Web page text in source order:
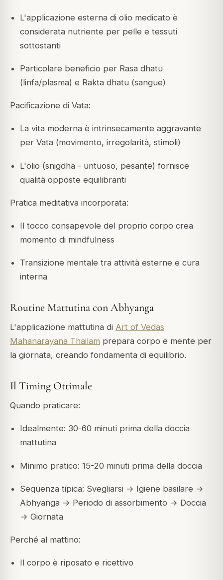
L'applicazione esterna di olio medicato è
considerata nutriente per pelle e tessuti
sottostanti
Particolare beneficio per Rasa dhatu
(linfa/plasma) e Rakta dhatu (sangue)
Pacificazione di Vata:
La vita moderna è intrinsecamente aggravante
per Vata (movimento, irregolarità, stimoli)
L'olio (snigdha - untuoso, pesante) fornisce
qualità opposte equilibranti
Pratica meditativa incorporata:
Il tocco consapevole del proprio corpo crea
momento di mindfulness
Transizione mentale tra attività esterne e cura
interna
Routine Mattutina con Abhyanga
L'applicazione mattutina di Art of Vedas
Mahanarayana Thailam prepara corpo e mente per
la giornata, creando fondamenta di equilibrio.
Il Timing Ottimale
Quando praticare:
Idealmente: 30-60 minuti prima della doccia
mattutina
Minimo pratico: 15-20 minuti prima della doccia
Sequenza tipica: Svegliarsi → Igiene basilare →
Abhyanga → Periodo di assorbimento → Doccia
→ Giornata
Perché al mattino:
Il corpo è riposato e ricettivo